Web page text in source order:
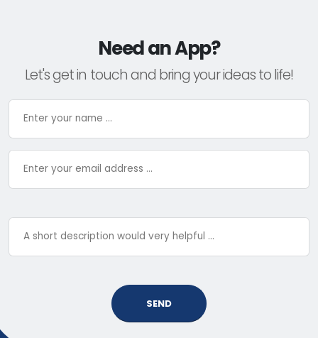
Need an App?
Let's get in touch and bring your ideas to life!
SEND